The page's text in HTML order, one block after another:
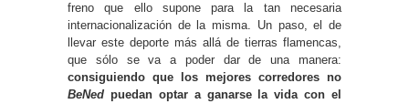
freno que ello supone para la tan necesaria
internacionalización de la misma. Un paso, el de
llevar este deporte más allá de tierras flamencas,
que sólo se va a poder dar de una manera:
consiguiendo que los mejores corredores no
BeNed puedan optar a ganarse la vida con el